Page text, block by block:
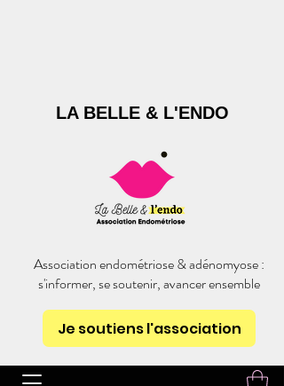
Je soutiens l'association
Association endométriose & adénomyose :
s'informer, se soutenir, avancer ensemble
LA BELLE & L'ENDO